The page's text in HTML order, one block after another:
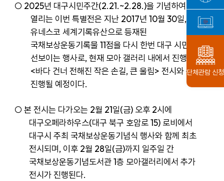
단체관람 신청
○ 2025년 대구시민주간(2.21.~2.28.)을 기념하여
열리는 이번 특별전은 지난 2017년 10월 30일,
유네스코 세계기록유산으로 등재된
국채보상운동기록물 11점을 다시 한번 대구 시민들께
선보이는 행사로, 현재 모아 갤러리 내에서 진행 중인
<바다 건너 전해진 작은 손길, 큰 울림> 전시와 동시
진행될 예정이다.
○본 전시는 다가오는 2월 21일(금) 오후 2시에
대구오페라하우스(대구 북구 호암로15) 로비에서
대구시 주최 국채보상운동기념식 행사와 함께 최초
전시되며, 이후 2월 28일(금)까지 일주일 간
국채보상운동기념도서관1층 모아갤러리에서 추가
전시가 진행된다.